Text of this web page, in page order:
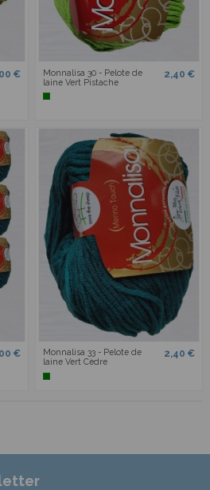
€
Monnalisa 30 - Pelote de
laine Vert Pistache
2,40 €
€
Monnalisa 33 - Pelote de
laine Vert Cèdre
2,40 €